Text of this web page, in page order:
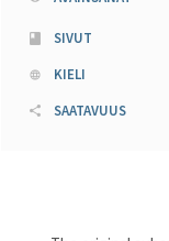
SIVUT
KIELI
SAATAVUUS